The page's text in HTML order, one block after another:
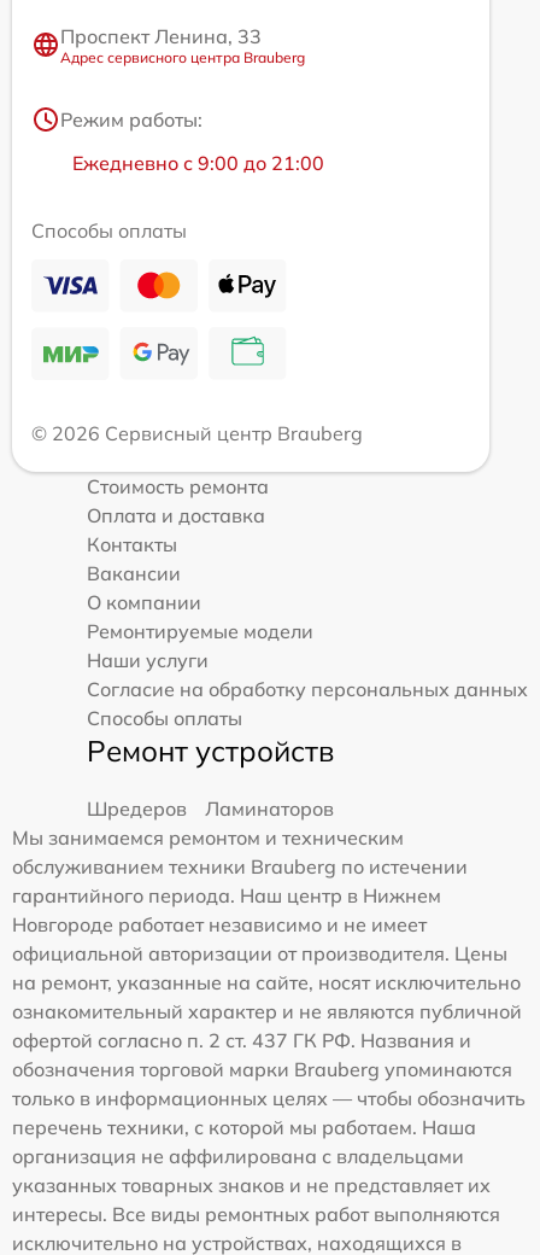
Проспект Ленина, 33
Адрес сервисного центра Brauberg
Режим работы:
Ежедневно с 9:00 до 21:00
Способы оплаты
© 2026 Сервисный центр Brauberg
Стоимость ремонта
Оплата и доставка
Контакты
Вакансии
О компании
Ремонтируемые модели
Наши услуги
Согласие на обработку персональных данных
Способы оплаты
Ремонт устройств
Шредеров
Ламинаторов
Мы занимаемся ремонтом и техническим
обслуживанием техники Brauberg по истечении
гарантийного периода. Наш центр в Нижнем
Новгороде работает независимо и не имеет
официальной авторизации от производителя. Цены
на ремонт, указанные на сайте, носят исключительно
ознакомительный характер и не являются публичной
офертой согласно п. 2 ст. 437 ГК РФ. Названия и
обозначения торговой марки Brauberg упоминаются
только в информационных целях — чтобы обозначить
перечень техники, с которой мы работаем. Наша
организация не аффилирована с владельцами
указанных товарных знаков и не представляет их
интересы. Все виды ремонтных работ выполняются
исключительно на устройствах, находящихся в